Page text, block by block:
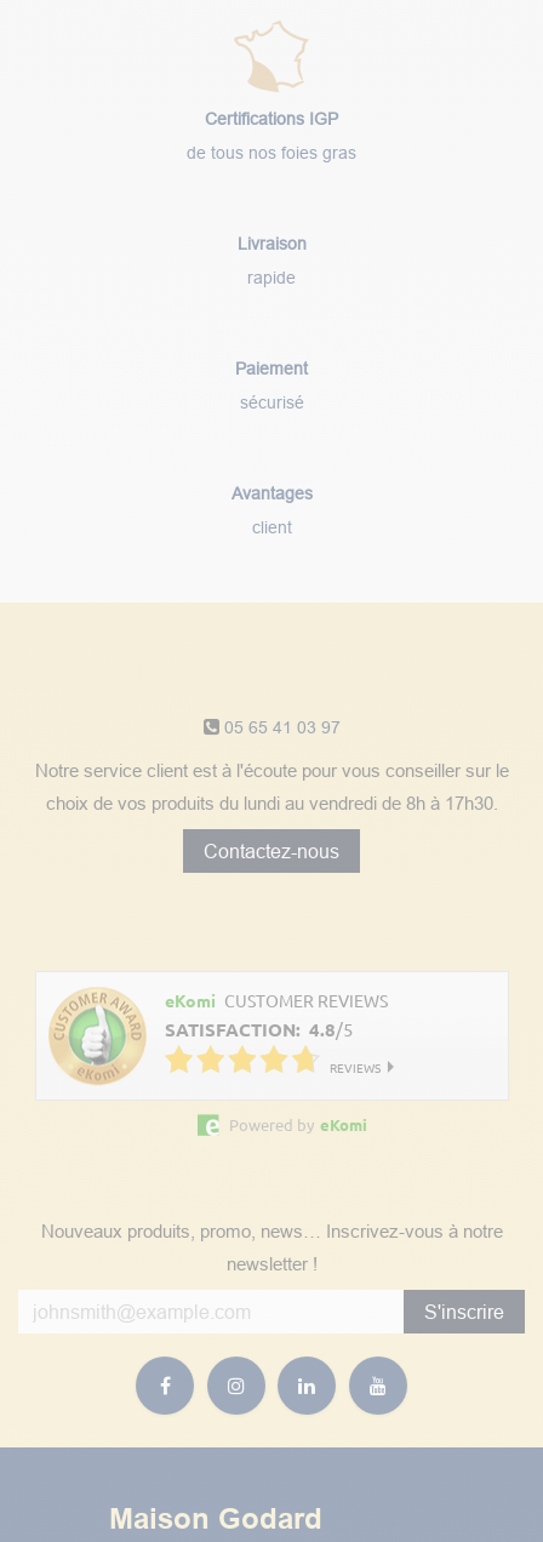
Certifications IGP
de tous nos foies gras
Livraison
rapide
Paiement
sécurisé
Avantages
client
05 65 41 03 97
Notre service client est à l'écoute pour vous conseiller sur le
choix de vos produits du lundi au vendredi de 8h à 17h30.
Contactez-nous
eKomi CUSTOMER REVIEWS
SATISFACTION: 4.8/5
REVIEWS
Powered by eKomi
Nouveaux produits, promo, news… Inscrivez-vous à notre
newsletter !
S'inscrire
Maison Godard